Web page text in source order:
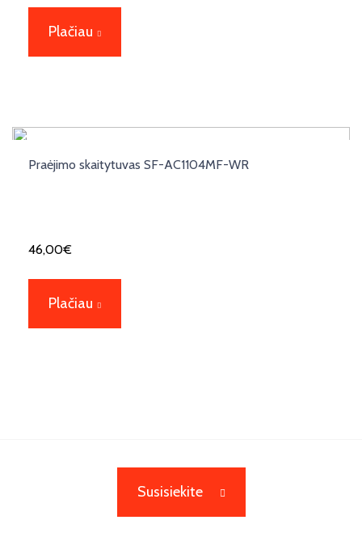
Plačiau
Praėjimo skaitytuvas SF-AC1104MF-WR
46,00€
Plačiau
Susisiekite